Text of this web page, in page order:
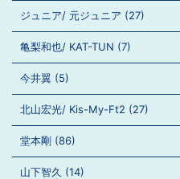
ジュニア/ 元ジュニア (27)
亀梨和也/ KAT-TUN (7)
今井翼 (5)
北山宏光/ Kis-My-Ft2 (27)
堂本剛 (86)
山下智久 (14)